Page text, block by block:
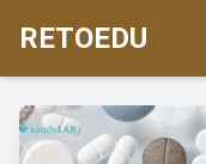
RETOEDU